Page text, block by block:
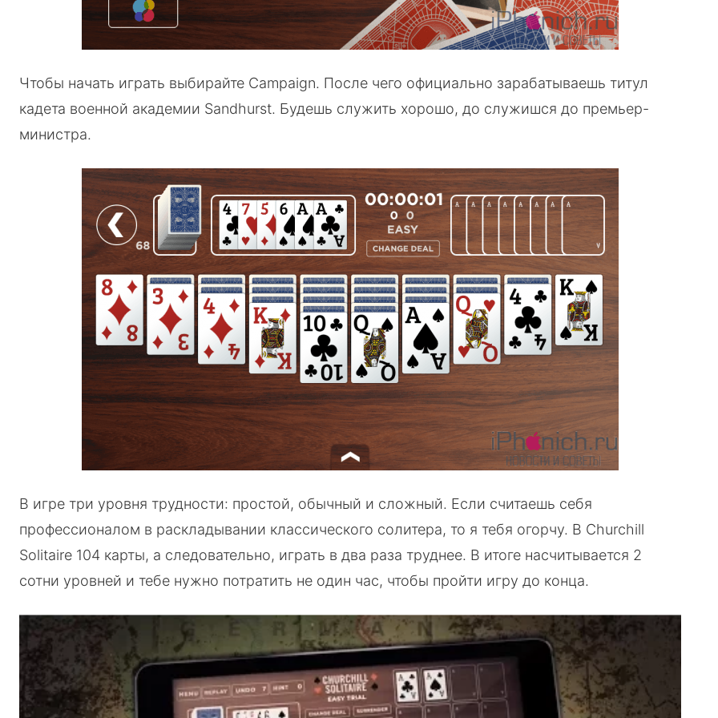
Чтобы начать играть выбирайте Campaign. После чего официально зарабатываешь титул
кадета военной академии Sandhurst. Будешь служить хорошо, до служишся до премьер-
министра.
В игре три уровня трудности: простой, обычный и сложный. Если считаешь себя
профессионалом в раскладывании классического солитера, то я тебя огорчу. В Churchill
Solitaire 104 карты, а следовательно, играть в два раза труднее. В итоге насчитывается 2
сотни уровней и тебе нужно потратить не один час, чтобы пройти игру до конца.